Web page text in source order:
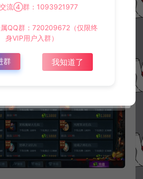
流④群：1093921977
QQ群：720209672（仅限终
身VIP用户入群）
群 我知道了